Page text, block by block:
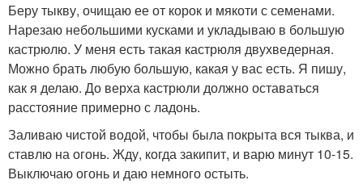
Беру тыкву, очищаю ее от корок и мякоти с семенами.
Нарезаю небольшими кусками и укладываю в большую
кастрюлю. У меня есть такая кастрюля двухведерная.
Можно брать любую большую, какая у вас есть. Я пишу,
как я делаю. До верха кастрюли должно оставаться
расстояние примерно с ладонь.
Заливаю чистой водой, чтобы была покрыта вся тыква, и
ставлю на огонь. Жду, когда закипит, и варю минут 10-15.
Выключаю огонь и даю немного остыть.